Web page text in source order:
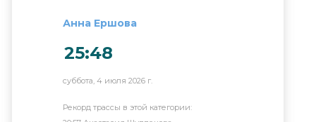
Анна Ершова
25:48
суббота, 4 июля 2026 г.
Рекорд трассы в этой категории: